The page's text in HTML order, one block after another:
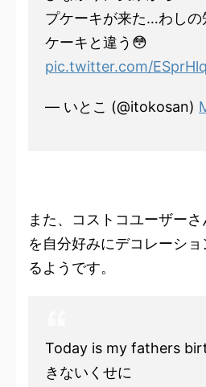
プケーキが来た…わしの
ケーキと違う😳
pic.twitter.com/
— いとこ (@itokosan)
また、コストコユーザー
を自分好みにデコレーシ
るようです。
Today is my fathers
きないくせに